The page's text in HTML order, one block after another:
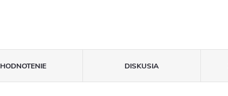
HODNOTENIE DISKUSIA